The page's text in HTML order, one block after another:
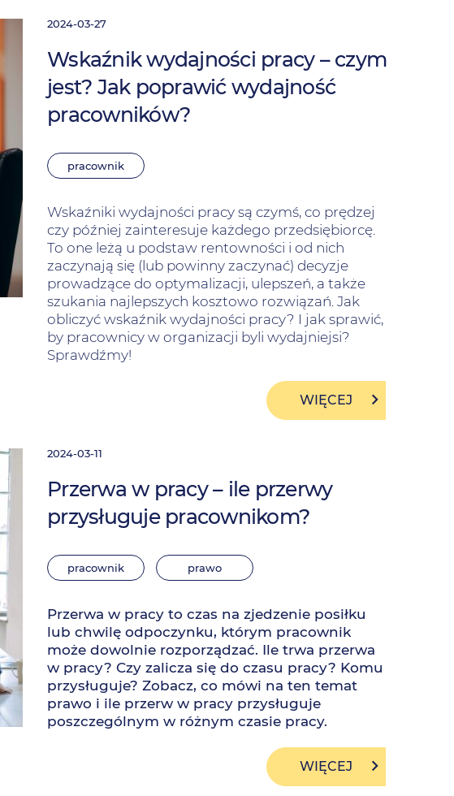
2024-03-27
Wskaźnik wydajności pracy – czym
jest? Jak poprawić wydajność
pracowników?
pracownik
Wskaźniki wydajności pracy są czymś, co prędzej
czy później zainteresuje każdego przedsiębiorcę.
To one leżą u podstaw rentowności i od nich
zaczynają się (lub powinny zaczynać) decyzje
prowadzące do optymalizacji, ulepszeń, a także
szukania najlepszych kosztowo rozwiązań. Jak
obliczyć wskaźnik wydajności pracy? I jak sprawić,
by pracownicy w organizacji byli wydajniejsi?
Sprawdźmy!
WIĘCEJ
2024-03-11
Przerwa w pracy – ile przerwy
przysługuje pracownikom?
pracownik prawo
Przerwa w pracy to czas na zjedzenie posiłku
lub chwilę odpoczynku, którym pracownik
może dowolnie rozporządzać. Ile trwa przerwa
w pracy? Czy zalicza się do czasu pracy? Komu
przysługuje? Zobacz, co mówi na ten temat
prawo i ile przerw w pracy przysługuje
poszczególnym w różnym czasie pracy.
WIĘCEJ